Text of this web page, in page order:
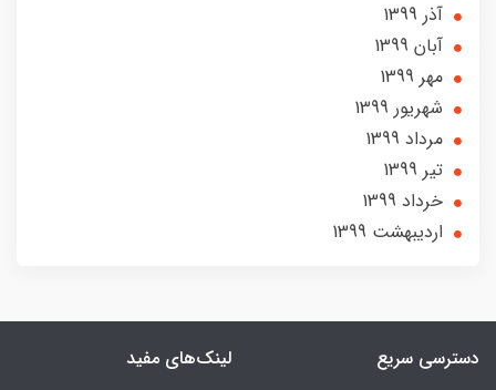
آذر 1399
آبان 1399
مهر 1399
شهریور 1399
مرداد 1399
تير 1399
خرداد 1399
ارديبهشت 1399
دسترسی سریع لینک‌های مفید